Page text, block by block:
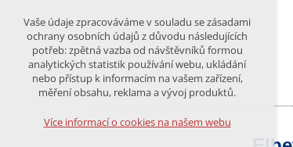
Technická cookies
nutná pro provozování webu
udržení kontextu stránek (session):
případná přihlášení, volby jazyka, apod.
analytická pro anonymizované
vyhodnocení návštěvnosti
marketingová cookies (Google)
Vaše údaje zpracováváme v souladu se zásadami
ochrany osobních údajů z důvodu následujících
potřeb: zpětná vazba od návštěvníků formou
analytických statistik používání webu, ukládání
nebo přístup k informacím na vašem zařízení,
měření obsahu, reklama a vývoj produktů.
Více informací o cookies na našem webu